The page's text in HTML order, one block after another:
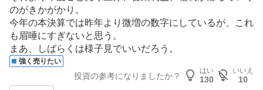
のがきかがかり。
今年の本決算では昨年より微増の数字にしているが、これ
も眉唾にすぎないと思う。
まあ、しばらくは様子見でいいだろう。
強く売りたい
投資の参考になりましたか？
はい
130
いいえ
10